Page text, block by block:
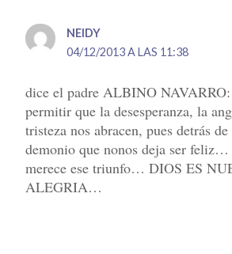
NEIDY
04/12/2013 A LAS 11:38
dice el padre ALBINO NAVARRO:
permitir que la desesperanza, la
tristeza nos abracen, pues detrás
demonio que nonos deja ser
merece ese triunfo… DIOS ES
ALEGRIA…